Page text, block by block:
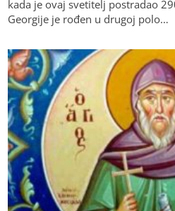
kada je ovaj svetitelj postradao
Georgije je rođen u drugoj polo…